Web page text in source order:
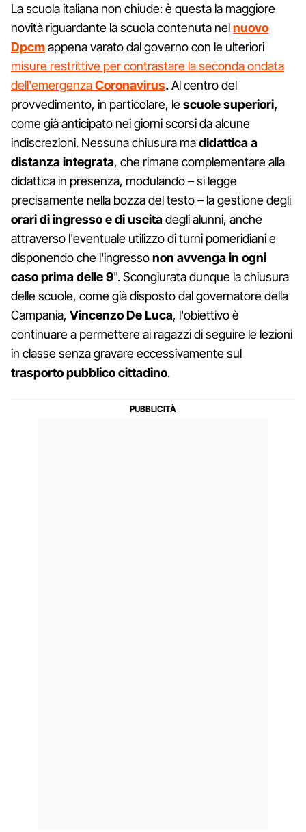
La scuola italiana non chiude: è questa la maggiore
novità riguardante la scuola contenuta nelnuovo
Dpcm appena varato dal governo con le ulteriori
misure restrittive per contrastare la seconda ondata
dell'emergenzaCoronavirus.Al centro del
provvedimento, in particolare, lescuole superiori,
come già anticipato nei giorni scorsi da alcune
indiscrezioni. Nessuna chiusura madidattica a
distanza integrata, che rimane complementare alla
didattica in presenza, modulando – si legge
precisamente nella bozza del testo – la gestione degli
orari di ingresso e di uscitadegli alunni, anche
attraverso l'eventuale utilizzo di turni pomeridiani e
disponendo che l'ingressonon avvenga in ogni
caso prima delle 9". Scongiurata dunque la chiusura
delle scuole, come già disposto dal governatore della
Campania, Vincenzo De Luca, l'obiettivo è
continuare a permettere ai ragazzi di seguire le lezioni
in classe senza gravare eccessivamente sul
trasporto pubblico cittadino.